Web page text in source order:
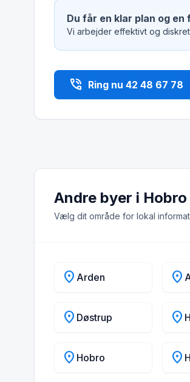
Du får en klar plan og
Vi arbejder effektivt og
phone_in_talk Ring nu 42 48 67 78
Andre byer i
Vælg dit område for lokal
location_on Arden location_on
location_on Døstrup location_on
location_on Hobro location_on